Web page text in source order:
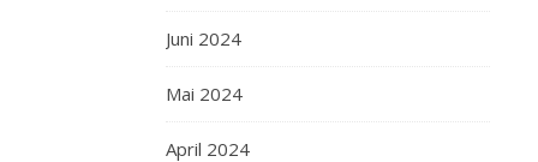
Juni 2024
Mai 2024
April 2024